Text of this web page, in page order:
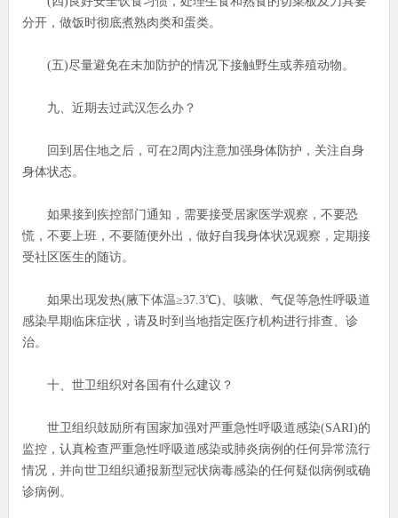
分开，做饭时彻底煮熟肉类和蛋类。
(五)尽量避免在未加防护的情况下接触野生或养殖动物。
九、近期去过武汉怎么办？
回到居住地之后，可在2周内注意加强身体防护，关注自身
身体状态。
如果接到疾控部门通知，需要接受居家医学观察，不要恐
慌，不要上班，不要随便外出，做好自我身体状况观察，定期接
受社区医生的随访。
如果出现发热(腋下体温≥37.3℃)、咳嗽、气促等急性呼吸道
感染早期临床症状，请及时到当地指定医疗机构进行排查、诊
治。
十、世卫组织对各国有什么建议？
世卫组织鼓励所有国家加强对严重急性呼吸道感染(SARI)的
监控，认真检查严重急性呼吸道感染或肺炎病例的任何异常流行
情况，并向世卫组织通报新型冠状病毒感染的任何疑似病例或确
诊病例。